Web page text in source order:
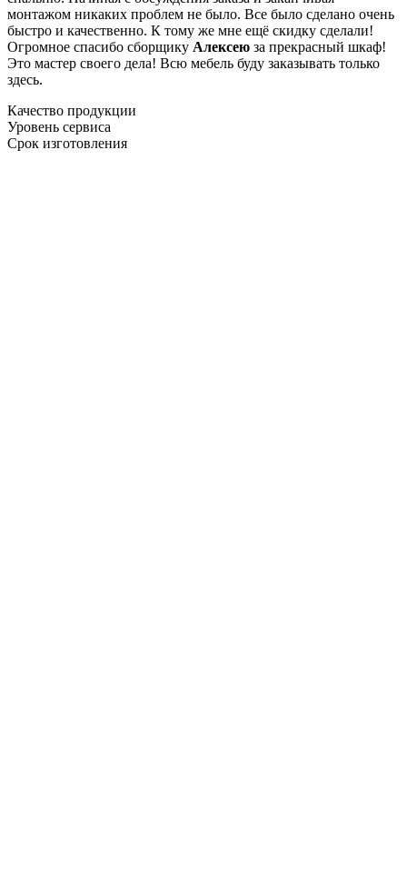
монтажом никаких проблем не было. Все было сделано очень
быстро и качественно. К тому же мне ещё скидку сделали!
Огромное спасибо сборщику Алексею за прекрасный шкаф!
Это мастер своего дела! Всю мебель буду заказывать только
здесь.
Качество продукции
Уровень сервиса
Срок изготовления